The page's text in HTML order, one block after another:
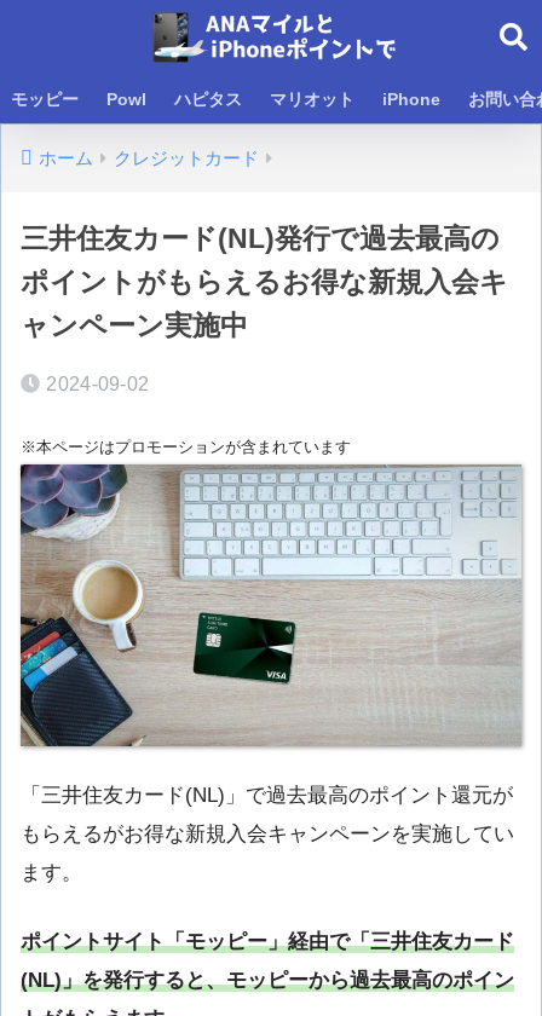
モッピー Powl ハピタス マリオット iPhone お問い合
ホーム クレジットカード
三井住友カード(NL)発行で過去最高の
ポイントがもらえるお得な新規入会キ
ャンペーン実施中
2024-09-02
※本ページはプロモーションが含まれています
「三井住友カード(NL)」で過去最高のポイント還元が
もらえるがお得な新規入会キャンペーンを実施してい
ます。
ポイントサイト「モッピー」経由で「三井住友カード
(NL)」を発行すると、モッピーから過去最高のポイン